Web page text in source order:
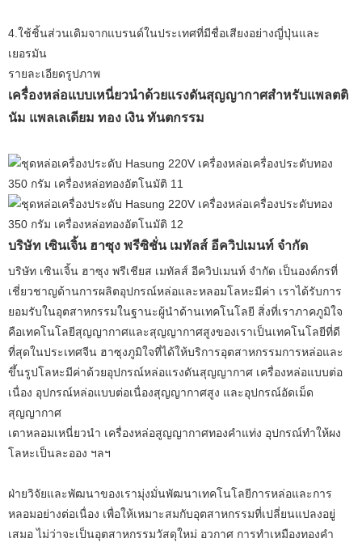
4.ใช้ชิ้นส่วนเดิมจากแบรนด์ในประเทศที่มีชื่อเสียงอย่างญี่ปุ่นและ
เยอรมัน
รายละเอียดรูปภาพ
เครื่องหล่อแบบเหนี่ยวนำด้วยแรงดันสุญญากาศสำหรับแพลตติ
นัม แพลเลเดียม ทอง เงิน ทันตกรรม
บริษัท เซินเจิ้น ฮาซุง พรีซิชั่น เมทัลส์ อีควิปเมนท์ จำกัด
บริษัท เซินเจิ้น ฮาซุง พรีเชียส เมทัลส์ อีควิปเมนท์ จำกัด เป็นองค์กรที่
เชี่ยวชาญด้านการผลิตอุปกรณ์หล่อและหลอมโลหะมีค่า เราได้รับการ
ยอมรับในอุตสาหกรรมในฐานะผู้นำด้านเทคโนโลยี สิ่งที่เราภาคภูมิใจ
คือเทคโนโลยีสุญญากาศและสุญญากาศสูงของเราเป็นเทคโนโลยีที่ดี
ที่สุดในประเทศจีน ฮาซุงภูมิใจที่ได้ให้บริการอุตสาหกรรมการหล่อและ
ขึ้นรูปโลหะมีค่าด้วยอุปกรณ์หล่อแรงดันสุญญากาศ เครื่องหล่อแบบต่อ
เนื่อง อุปกรณ์หล่อแบบต่อเนื่องสุญญากาศสูง และอุปกรณ์อัดเม็ด
สุญญากาศ
เตาหลอมเหนี่ยวนำ เครื่องหล่อสูญญากาศทองคำแท่ง อุปกรณ์ทำให้ผง
โลหะเป็นละออง ฯลฯ
ฝ่ายวิจัยและพัฒนาของเรามุ่งมั่นพัฒนาเทคโนโลยีการหล่อและการ
หลอมอย่างต่อเนื่อง เพื่อให้เหมาะสมกับอุตสาหกรรมที่เปลี่ยนแปลงอยู่
เสมอ ไม่ว่าจะเป็นอุตสาหกรรมวัสดุใหม่ อวกาศ การทำเหมืองทองคำ